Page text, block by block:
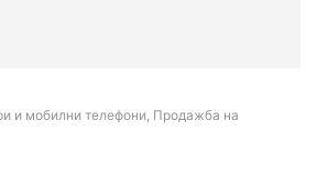
и мобилни телефони, Продажба на